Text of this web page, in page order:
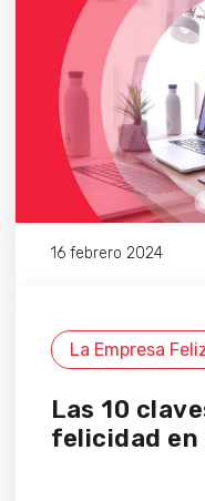
16 febrero 2024
La Empresa
Las 10
felicidad